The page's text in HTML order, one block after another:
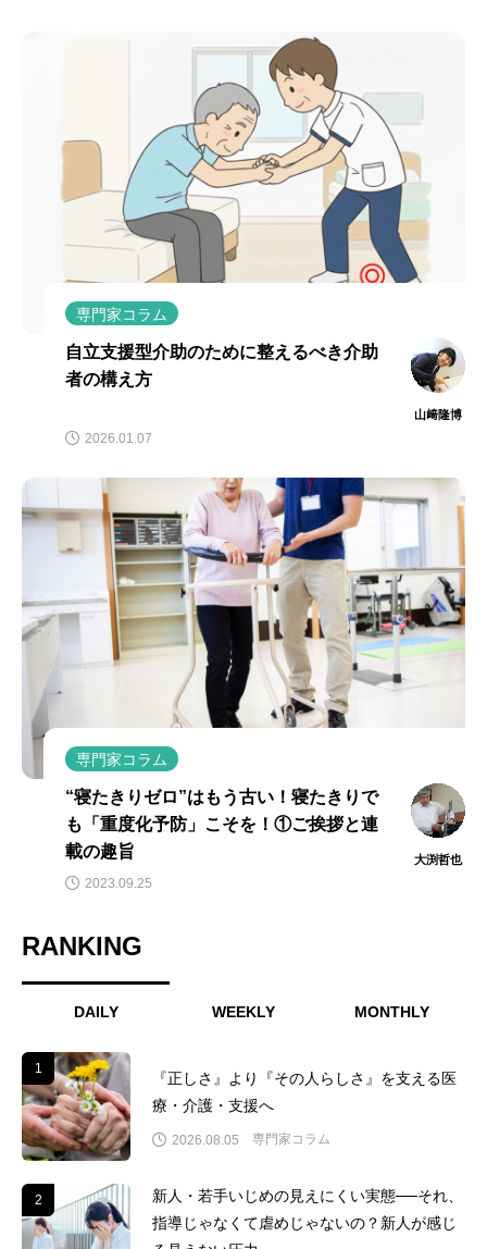
専門家コラム
自立支援型介助のために整えるべき介助
者の構え方
山﨑隆博
2026.01.07
専門家コラム
“寝たきりゼロ”はもう古い！寝たきりで
も「重度化予防」こそを！①ご挨拶と連
載の趣旨
大渕哲也
2023.09.25
RANKING
DAILY WEEKLY MONTHLY
1
『正しさ』より『その人らしさ』を支える医
療・介護・支援へ
2026.08.05 専門家コラム
2
新人・若手いじめの見えにくい実態──それ、
指導じゃなくて虐めじゃないの？新人が感じ